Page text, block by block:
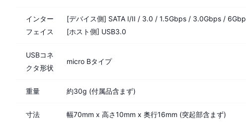
インター
フェイス
[デバイス側] SATA I/II / 3.0 / 1.5Gbps / 3.0Gbps /
[ホスト側] USB3.0
USBコネ
クタ形状
micro Bタイプ
重量 約30g (付属品含まず)
寸法 幅70mm x 高さ10mm x 奥行16mm (突起部含まず)